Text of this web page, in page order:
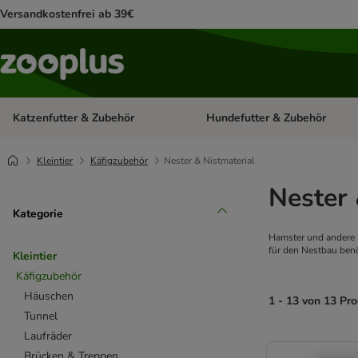
Versandkostenfrei ab 39€
Katzenfutter & Zubehör Kategorie-Menü öffnen:
Hundefutter & Zubehör
Kleintier Käfigzubehör Nester & Nistmaterial
Kategorie
Kleintier
Käfigzubehör
Häuschen
Tunnel
Laufräder
Hamster und
für den Nestbau
1 - 13 von 13